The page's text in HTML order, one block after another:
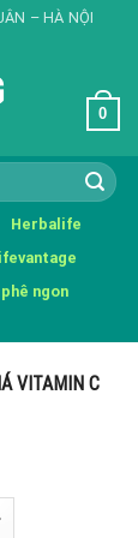
– HÀ NỘI
0
Herbalife
phê ngon
VITAMIN C